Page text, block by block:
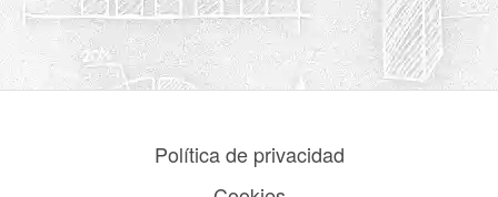
Política de privacidad